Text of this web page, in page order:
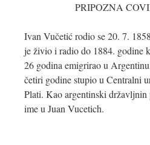
PRIPOZNA
Ivan Vučetić rodio se 20. 7.
je živio i radio do 1884. godine
26 godina emigrirao u
četiri godine stupio u Centralni
Plati. Kao argentinski državljnin
ime u Juan Vucetich.